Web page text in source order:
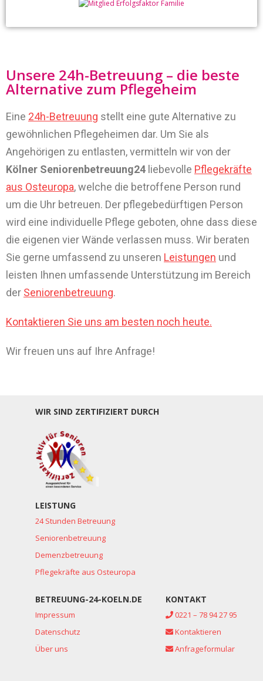
Unsere 24h-Betreuung – die beste
Alternative zum Pflegeheim
Eine 24h-Betreuung stellt eine gute Alternative zu
gewöhnlichen Pflegeheimen dar. Um Sie als
Angehörigen zu entlasten, vermitteln wir von der
Kölner Seniorenbetreuung24 liebevolle Pflegekräfte
aus Osteuropa, welche die betroffene Person rund
um die Uhr betreuen. Der pflegebedürftigen Person
wird eine individuelle Pflege geboten, ohne dass diese
die eigenen vier Wände verlassen muss. Wir beraten
Sie gerne umfassend zu unseren Leistungen und
leisten Ihnen umfassende Unterstützung im Bereich
der Seniorenbetreuung.
Kontaktieren Sie uns am besten noch heute.
Wir freuen uns auf Ihre Anfrage!
WIR SIND ZERTIFIZIERT DURCH
LEISTUNG
24 Stunden Betreuung
Seniorenbetreuung
Demenzbetreuung
Pflegekräfte aus Osteuropa
BETREUUNG-24-KOELN.DE
Impressum
Datenschutz
Über uns
KONTAKT
0221 – 78 94 27 95
Kontaktieren
Anfrageformular